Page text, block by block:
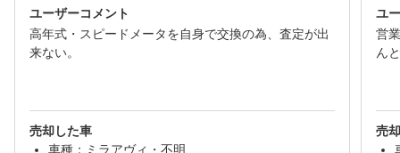
ユーザーコメント
高年式・スピードメータを自身で交換の為、査定が出
来ない。
売却した車
車種：ミラアヴィ・不明
ユ
営
ん
売